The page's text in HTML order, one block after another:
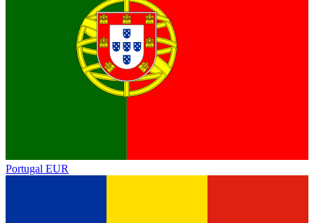
Portugal EUR